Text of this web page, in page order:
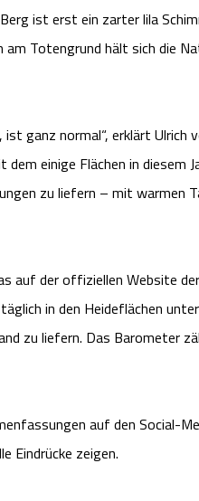
ist erst ein zarter lila
Totengrund hält sich die
ganz normal“, erklärt Ulrich
einige Flächen in diesem
zu liefern – mit warmen
auf der offiziellen Website
in den Heideflächen
zu liefern. Das Barometer
auf den Social-
Eindrücke zeigen.